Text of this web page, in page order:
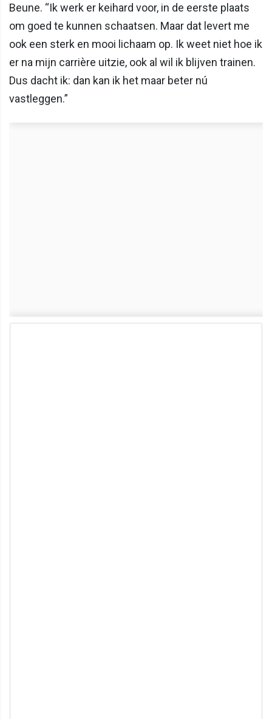
Beune. “Ik werk er keihard voor, in de eerste plaats
om goed te kunnen schaatsen. Maar dat levert me
ook een sterk en mooi lichaam op. Ik weet niet hoe ik
er na mijn carrière uitzie, ook al wil ik blijven trainen.
Dus dacht ik: dan kan ik het maar beter nú
vastleggen.”